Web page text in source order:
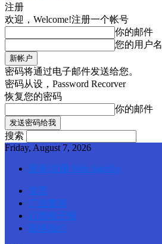
注册
欢迎，Welcome!注册一个帐号
你的邮件
您的用户名
密码将通过电子邮件发送给您。
密码从设，Password Recorver
恢复您的密码
你的邮件
搜索
Friday, August 7, 2026
登录/注册 Web SignUp
首页
广告查询
订阅电子报
联络我们